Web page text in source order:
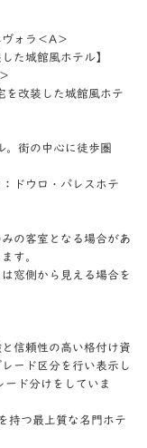
ォラ＜A＞
た城館風ホテル】
改装した城館風ホテ
街の中心に徒歩圏
ドウロ・パレスホテ
の客室となる場合があ
す。
窓側から見える場合を
信頼性の高い格付け資
ード区分を行い表示し
ド分けをしていま
持つ最上質な名門ホテ